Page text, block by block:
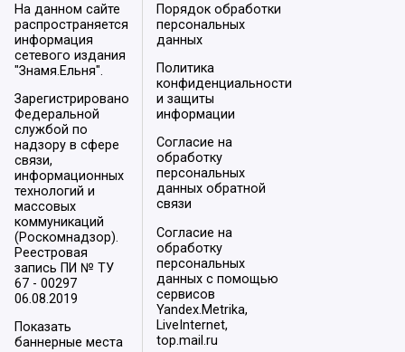
На данном сайте
распространяется
информация
сетевого издания
"Знамя.Ельня".
Зарегистрировано
Федеральной
службой по
надзору в сфере
связи,
информационных
технологий и
массовых
коммуникаций
(Роскомнадзор).
Реестровая
запись ПИ № ТУ
67 - 00297
06.08.2019
Показать
баннерные места
Порядок обработки
персональных
данных
Политика
конфиденциальности
и защиты
информации
Согласие на
обработку
персональных
данных обратной
связи
Согласие на
обработку
персональных
данных с помощью
сервисов
Yandex.Metrika,
LiveInternet,
top.mail.ru